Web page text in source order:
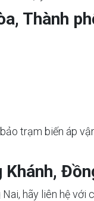
Thành
trạm biến áp
hãy liên hệ với